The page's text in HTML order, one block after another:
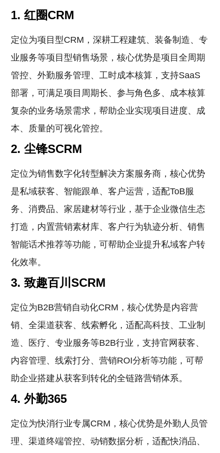
1. 红圈CRM
定位为项目型CRM，深耕工程建筑、装备制造、专
业服务等项目型销售场景，核心优势是项目全周期
管控、外勤服务管理、工时成本核算，支持SaaS
部署，可满足项目周期长、参与角色多、成本核算
复杂的业务场景需求，帮助企业实现项目进度、成
本、质量的可视化管控。
2. 尘锋SCRM
定位为销售数字化转型解决方案服务商，核心优势
是私域获客、智能跟单、客户运营，适配ToB服
务、消费品、家居建材等行业，基于企业微信生态
打造，内置营销素材库、客户行为轨迹分析、销售
智能话术推荐等功能，可帮助企业提升私域客户转
化效率。
3. 致趣百川SCRM
定位为B2B营销自动化CRM，核心优势是内容营
销、全渠道获客、线索孵化，适配高科技、工业制
造、医疗、专业服务等B2B行业，支持官网获客、
内容管理、线索打分、营销ROI分析等功能，可帮
助企业搭建从获客到转化的全链路营销体系。
4. 外勤365
定位为快消行业专属CRM，核心优势是外勤人员管
理、渠道终端管控、动销数据分析，适配快消品、